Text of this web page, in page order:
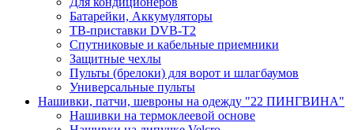
Батарейки, Аккумуляторы
ТВ-приставки DVB-T2
Спутниковые и кабельные приемники
Защитные чехлы
Пульты (брелоки) для ворот и шлагбаумов
Универсальные пульты
Нашивки, патчи, шевроны на одежду "22 ПИНГВИНА"
Нашивки на термоклеевой основе